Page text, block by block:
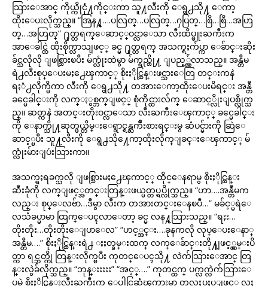
သြားေအာင္ ကိုယ္ကိုငုံ႔ကိုင္းကာ သူ႔လီးကို ေရွ႕သို႔ ေကာ့
ထိုးေပးလိုက္သည္။ “အြန႔္….ပလြတ္…ပလြတ္…ႁပြတ္…စြိ…စြိ…အဟြ
တ္…အဟြတ္” ႐ုတ္တရက္ေဆာင့္ဝင္လာေသာ လီးထိပ္ဖူးႀကီးက
အာေခါင္ထဲ ထိုးစိုက္လာသျဖင့္ ခင္မ ႐ုတ္တရက္ အသက္ရႈက်ပ္ကာ ေခ်ာင္းဆိုး
ခ်င္သလိုလို ျဖစ္သြားၿပီး မ်က္လုံးထဲမွာ မ်က္ရည္တို႔ ျပည့္လွ်ံလာသည္။ အန္တီမ
ရဲ႕လီးစုပ္ေပးမႈ႕ေၾကာင့္ စိုးႏိုင္ထြန္းဖင္သားေတြ တင္းကနဲ
ရႈံ႕လိုက္မိကာ လီးကို ေရွ႕သို႔ တအားေကာ့ထိုးေပးမိရင္း အန္တီ
ခင္မေခါင္းကို လက္ႏွစ္ဘက္ျဖင့္ စုံကိုင္ထားလ်က္ ေဆာင့္လိုးျပစ္လိုက္သ
ည္။ ဆတ္ကနဲ အတင္းတိုးဝင္လာေသာ လီးႀကီးေၾကာင့္ ခင္မေခါင္း
ကို ေနာက္သို႔ဆုတ္ဖယ္တိမ္းေရွာင္ရန္ႀကိဳးစားရင္းမွ ဆံပင္မ်ားကို ဆြဲေ
ဆာင့္ၿပီး သူ႔လီးကို ေရွ႕သို႔ေကာ့ထိုးလိုက္ျခင္းေၾကာင့္ မ်
က္လုံးမ်ားျပဴးသြားကာ။
အသက္ရႈရခက္သလို ျဖစ္သြားမႈ႕ေၾကာင့္ ထိုင္ေနရာမွ စိုးႏိုင္ထြန္း
ဆီးခုံကို လက္ျဖင့္အတင္းတြန္းဖယ္မတ္တပ္ရပ္လိုက္သည္။ “ဟာ….အန္တီမက
လည္း စုပ္ေလဗ်ာ…ဒီမွာ လီးက တအားတင္းေနၿပီ…” မခ်င့္မရဲေ
လသံခပ္မာမာ ထြက္ေပၚလာေတာ့ ခင္မ လန႔္သြားသည္။ “ရႈး…
တိုးတိုး…တိုးတိုးေျပာေလ” “ဟင့္အင္း….ခုနကလို လုပ္ေပးေနာ္
အန္တီမ….” စိုးႏိုင္ထြန္းရဲ႕ ႏႈတ္ခမ္းထက္ လက္ေခ်ာင္းတို႔ျဖင့္လွမ္းပိ
တ္ကာ ရင္ဘတ္ကို တြန္းလိုက္ၿပီး ကုတင္ေပၚသို႔ လဲက်သြားေအာင္ တြ
န္းလွဲခ်လိုက္သည္။ “ဘုန္းးးးး” “အင့္….” ကုတင္ထက္ ပက္လက္လဲက်သြားေ
ပမဲ့ စိုးႏိုင္ထြန္းလီးႀကီးက ေပါင္ခြဆုံၾကားမွာ တလႈပ္လႈပ္ျဖင့္ လႈ